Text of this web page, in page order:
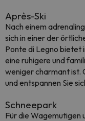
Après-Ski
Nach einem
sich in einer der
Ponte di Legno bietet
eine ruhigere und
weniger charmant ist.
und entspannen Sie
Schneepark
Für die Wagemutigen